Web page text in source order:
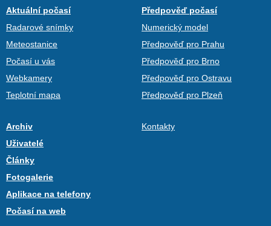
Aktuální počasí
Radarové snímky
Meteostanice
Počasí u vás
Webkamery
Teplotní mapa
Předpověď počasí
Numerický model
Předpověď pro Prahu
Předpověď pro Brno
Předpověď pro Ostravu
Předpověď pro Plzeň
Archiv
Uživatelé
Články
Fotogalerie
Aplikace na telefony
Počasí na web
Kontakty